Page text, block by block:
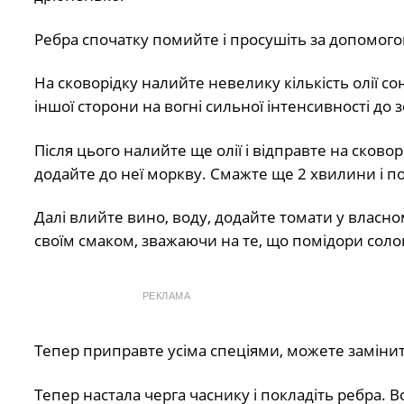
Ребра спочатку помийте і просушіть за
На сковорідку налийте невелику кількість олії
іншої сторони на вогні сильної інтенсивності до
Після цього налийте ще олії і відправте на
додайте до неї моркву. Смажте ще 2 хвилини і
Далі влийте вино, воду, додайте томати у
своїм смаком, зважаючи на те, що помідори
РЕКЛАМА
Тепер приправте усіма спеціями, можете
Тепер настала черга часнику і покладіть ребра.